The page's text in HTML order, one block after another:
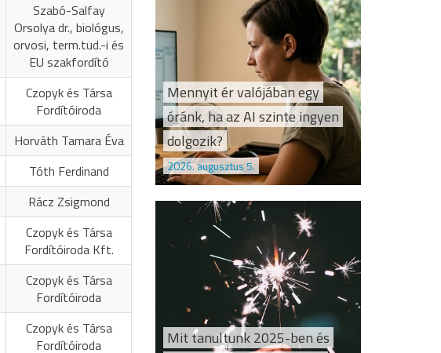
Szabó-Salfay
Orsolya dr., biológus,
orvosi, term.tud.-i és
EU szakfordító
Czopyk és Társa
Fordítóiroda
Horváth Tamara Éva
Tóth Ferdinand
Rácz Zsigmond
Czopyk és Társa
Fordítóiroda Kft.
Czopyk és Társa
Fordítóiroda
Czopyk és Társa
Fordítóiroda
Mennyit ér valójában egy
óránk, ha az AI szinte ingyen
dolgozik?
2026. augusztus 5.
Mit tanultunk 2025-ben és